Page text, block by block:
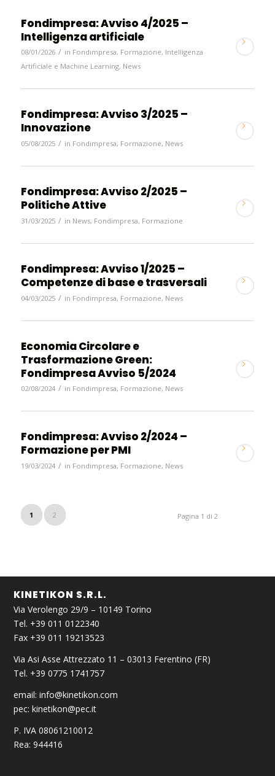
Fondimpresa: Avviso 4/2025 –
Intelligenza artificiale
08/01/2026 / in Fondimpresa, Formazione, Intelligenza
Artificiale e Machine Learning, News
Fondimpresa: Avviso 3/2025 –
Innovazione
05/08/2025 / in Fondimpresa, Formazione, News
Fondimpresa: Avviso 2/2025 –
Politiche Attive
31/03/2025 / in News, Fondimpresa, Formazione
Fondimpresa: Avviso 1/2025 –
Competenze di base e trasversali
04/03/2025 / in Fondimpresa, Formazione, News
Economia Circolare e
Trasformazione Green:
Fondimpresa Avviso 5/2024
02/08/2024 / in Fondimpresa, Formazione, News
Fondimpresa: Avviso 2/2024 –
Formazione per PMI
19/03/2024 / in Fondimpresa, Formazione, News
Pagina 1 di 2
1 2
KINETIKON S.R.L.
Via Verolengo 29/9 – 10149 Torino
Tel. +39 011 0122340
Fax +39 011 19213523
Via Asi Asse Attrezzato 11 – 03013 Ferentino (FR)
Tel. +39 0775 1741757
email:info@kinetikon.com
pec:kinetikon@pec.it
P. IVA 08061210012
Rea: 944416